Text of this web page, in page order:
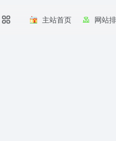
主站首页 网站